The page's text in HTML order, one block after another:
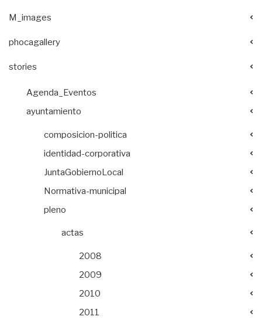
M_images
phocagallery
stories
Agenda_Eventos
ayuntamiento
composicion-politica
identidad-corporativa
JuntaGobiernoLocal
Normativa-municipal
pleno
actas
2008
2009
2010
2011